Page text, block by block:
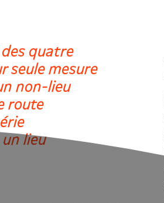
quatre
seule mesure
non-lieu
route
lieu